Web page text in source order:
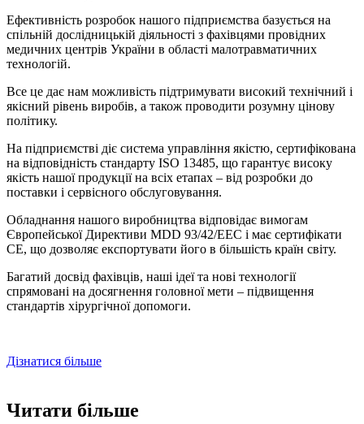
Ефективність розробок нашого підприємства базується на
спільній дослідницькій діяльності з фахівцями провідних
медичних центрів України в області малотравматичних
технологій.
Все це дає нам можливість підтримувати високий технічний і
якісний рівень виробів, а також проводити розумну цінову
політику.
На підприємстві діє система управління якістю, сертифікована
на відповідність стандарту ISO 13485, що гарантує високу
якість нашої продукції на всіх етапах – від розробки до
поставки і сервісного обслуговування.
Обладнання нашого виробництва відповідає вимогам
Європейської Директиви MDD 93/42/EEC і має сертифікати
CE, що дозволяє експортувати його в більшість країн світу.
Багатий досвід фахівців, наші ідеї та нові технології
спрямовані на досягнення головної мети – підвищення
стандартів хірургічної допомоги.
Дізнатися більше
Читати більше